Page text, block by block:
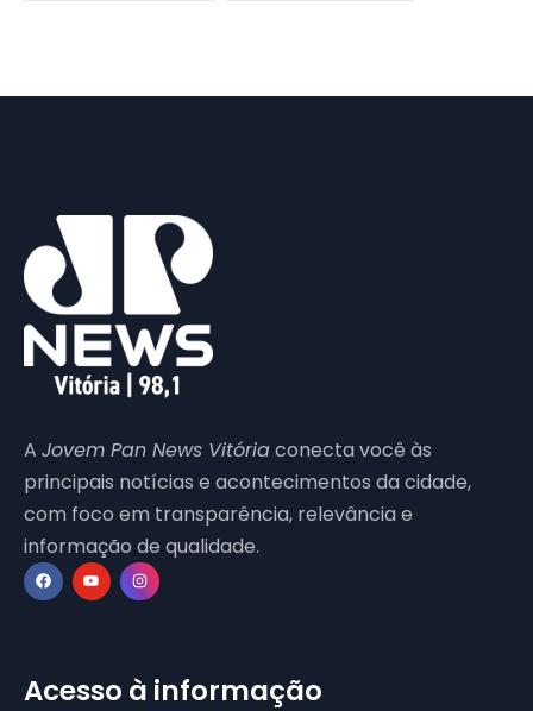
A Jovem Pan News Vitóriaconecta você às
principais notícias e acontecimentos da cidade,
com foco em transparência, relevância e
informação de qualidade.
Acesso à informação